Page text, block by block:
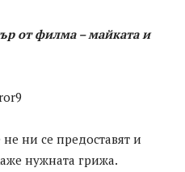
от филма – майката и
ни се предоставят и
нужната грижа.